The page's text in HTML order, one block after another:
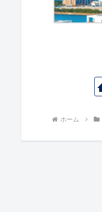
ホーム